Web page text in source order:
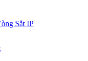
Sắt IP